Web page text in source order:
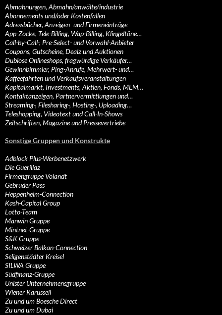
Abmahnungen, Abmahn/anwälte/industrie
Abonnements und/oder Kostenfallen
Adressbücher, Anzeigen- und Firmeneinträge
App-Zocke, Tele-Billing, Wap-Billing, Klingeltöne…
Call-by-Call-, Pre-Select- und Vorwahl-Anbieter
Coupons, Gutscheine, Dealz und Auktionen
Dubiose Onlineshops, fragwürdige Verkäufer…
Gewinnbimmler, Ping-Anrufe, Mehrwert- und…
Kaffeefahrten und Verkaufsveranstaltungen
Kapitalmarkt, Investments, Aktien, Fonds, MLM…
Kontaktanzeigen, Partnervermittlungen und…
Streaming-, Filesharing-, Hosting-, Uploading…
Teleshopping, Videotext und Call-In-Shows
Zeitschriften, Magazine und Pressevertriebe
Sonstige Gruppen und Konstrukte
Adblock Plus-Werbenetzwerk
Die Guerillaz
Firmengruppe Volandt
Gebrüder Pass
Heppenheim-Connection
Kash-Capital Group
Lotto-Team
Manwin Gruppe
Mintnet-Gruppe
S&K Gruppe
Schweizer Balkan-Connection
Seligenstädter Kreisel
SILWA Gruppe
Südfinanz-Gruppe
Unister Unternehmensgruppe
Wiener Karussell
Zu und um Boesche Direct
Zu und um Dubai